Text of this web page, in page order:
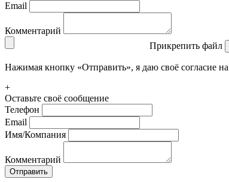
Email
Комментарий
Прикрепить файл
Нажимая кнопку «Отправить», я даю своё согласие на
+
Оставьте своё сообщение
Телефон
Email
Имя/Компания
Комментарий
Отправить